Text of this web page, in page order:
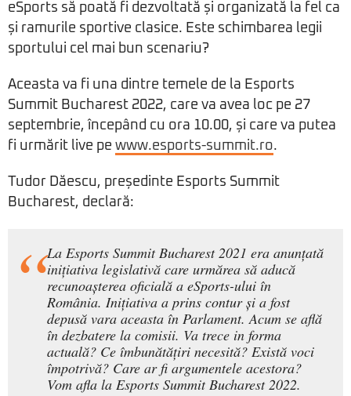
eSports să poată fi dezvoltată și organizată la fel ca
și ramurile sportive clasice. Este schimbarea legii
sportului cel mai bun scenariu?
Aceasta va fi una dintre temele de la Esports
Summit Bucharest 2022, care va avea loc pe 27
septembrie, începând cu ora 10.00, și care va putea
fi urmărit live pe www.esports-summit.ro.
Tudor Dăescu, președinte Esports Summit
Bucharest, declară:
La Esports Summit Bucharest 2021 era anunțată
inițiativa legislativă care urmărea să aducă
recunoașterea oficială a eSports-ului în
România. Inițiativa a prins contur și a fost
depusă vara aceasta în Parlament. Acum se află
în dezbatere la comisii. Va trece in forma
actuală? Ce îmbunătățiri necesită? Există voci
împotrivă? Care ar fi argumentele acestora?
Vom afla la Esports Summit Bucharest 2022.